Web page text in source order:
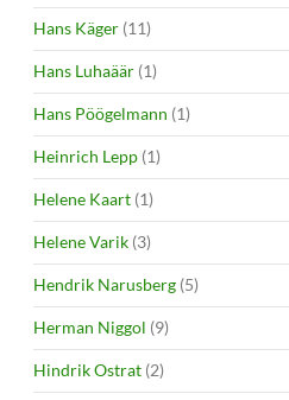
Hans Käger (11)
Hans Luhaäär (1)
Hans Pöögelmann (1)
Heinrich Lepp (1)
Helene Kaart (1)
Helene Varik (3)
Hendrik Narusberg (5)
Herman Niggol (9)
Hindrik Ostrat (2)